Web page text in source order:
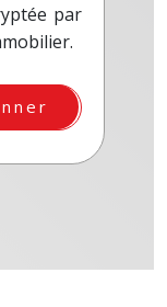
par